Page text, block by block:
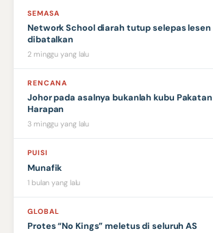
SEMASA
Network School diarah tutup selepas lesen
dibatalkan
2 minggu yang lalu
RENCANA
Johor pada asalnya bukanlah kubu Pakatan
Harapan
3 minggu yang lalu
PUISI
Munafik
1 bulan yang lalu
GLOBAL
Protes “No Kings” meletus di seluruh AS